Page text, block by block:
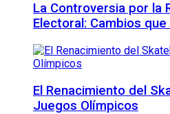
La Controversia por la
Electoral: Cambios
El Renacimiento del
Juegos Olímpicos